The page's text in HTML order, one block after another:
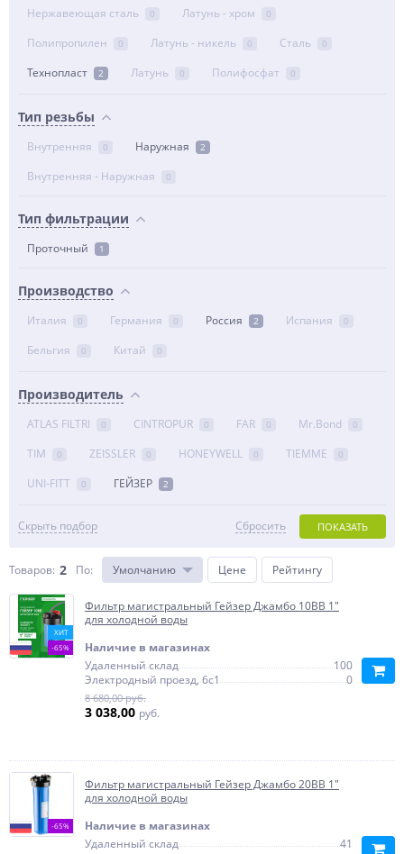
Нержавеющая сталь 0 Латунь - хром 0
Полипропилен 0 Латунь - никель 0 Сталь 0
Технопласт 2 Латунь 0 Полифосфат 0
Тип резьбы
Внутренняя 0 Наружная 2
Внутренняя - Наружная 0
Тип фильтрации
Проточный 1
Производство
Италия 0 Германия 0 Россия 2 Испания 0
Бельгия 0 Китай 0
Производитель
ATLAS FILTRI 0 CINTROPUR 0 FAR 0 Mr.Bond 0
TIM 0 ZEISSLER 0 HONEYWELL 0 TIEMME 0
UNI-FITT 0 ГЕЙЗЕР 2
Скрыть подбор ПОКАЗАТЬ
Сбросить
Товаров: 2 По: Умолчанию Цене Рейтингу
ХИТ
-65%
Фильтр магистральный Гейзер Джамбо 10BB 1"
для холодной воды
Наличие в магазинах
Удаленный склад
100
Электродный проезд, 6с1
0
8 680,00 руб.
3 038,00 руб.
-65%
Фильтр магистральный Гейзер Джамбо 20BB 1"
для холодной воды
Наличие в магазинах
Удаленный склад
41